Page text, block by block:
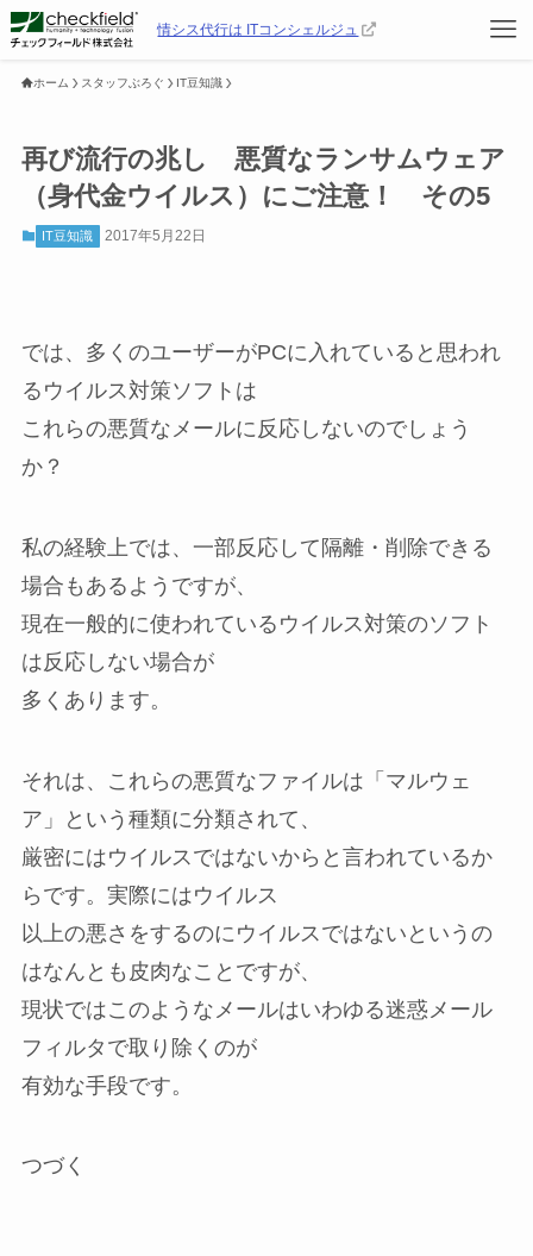
情シス代行は ITコンシェルジュ
ホーム スタッフぶろぐ IT豆知識
再び流行の兆し 悪質なランサムウェア
（身代金ウイルス）にご注意！ その5
IT豆知識 2017年5月22日
では、多くのユーザーがPCに入れていると思われ
るウイルス対策ソフトは
これらの悪質なメールに反応しないのでしょう
か？
私の経験上では、一部反応して隔離・削除できる
場合もあるようですが、
現在一般的に使われているウイルス対策のソフト
は反応しない場合が
多くあります。
それは、これらの悪質なファイルは「マルウェ
ア」という種類に分類されて、
厳密にはウイルスではないからと言われているか
らです。実際にはウイルス
以上の悪さをするのにウイルスではないというの
はなんとも皮肉なことですが、
現状ではこのようなメールはいわゆる迷惑メール
フィルタで取り除くのが
有効な手段です。
つづく